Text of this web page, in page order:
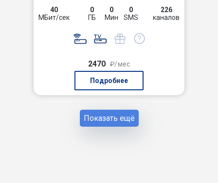
40
МБит/сек
0
ГБ
0
Мин
0
SMS
226
каналов
2470 ₽/мес
Подробнее
Показать ещё